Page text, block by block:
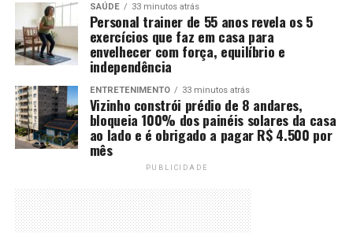
SAÚDE 33 minutos atrás
Personal trainer de 55 anos revela os 5
exercícios que faz em casa para
envelhecer com força, equilíbrio e
independência
ENTRETENIMENTO 33 minutos atrás
Vizinho constrói prédio de 8 andares,
bloqueia 100% dos painéis solares da casa
ao lado e é obrigado a pagar R$ 4.500 por
mês
PUBLICIDADE